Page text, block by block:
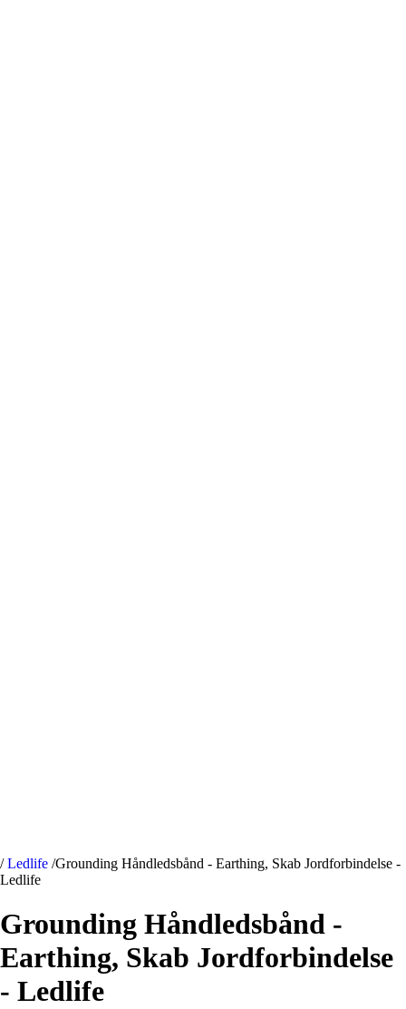
/ Ledlife /Grounding Håndledsbånd - Earthing, Skab Jordforbindelse -
Ledlife
Grounding Håndledsbånd -
Earthing, Skab Jordforbindelse
- Ledlife